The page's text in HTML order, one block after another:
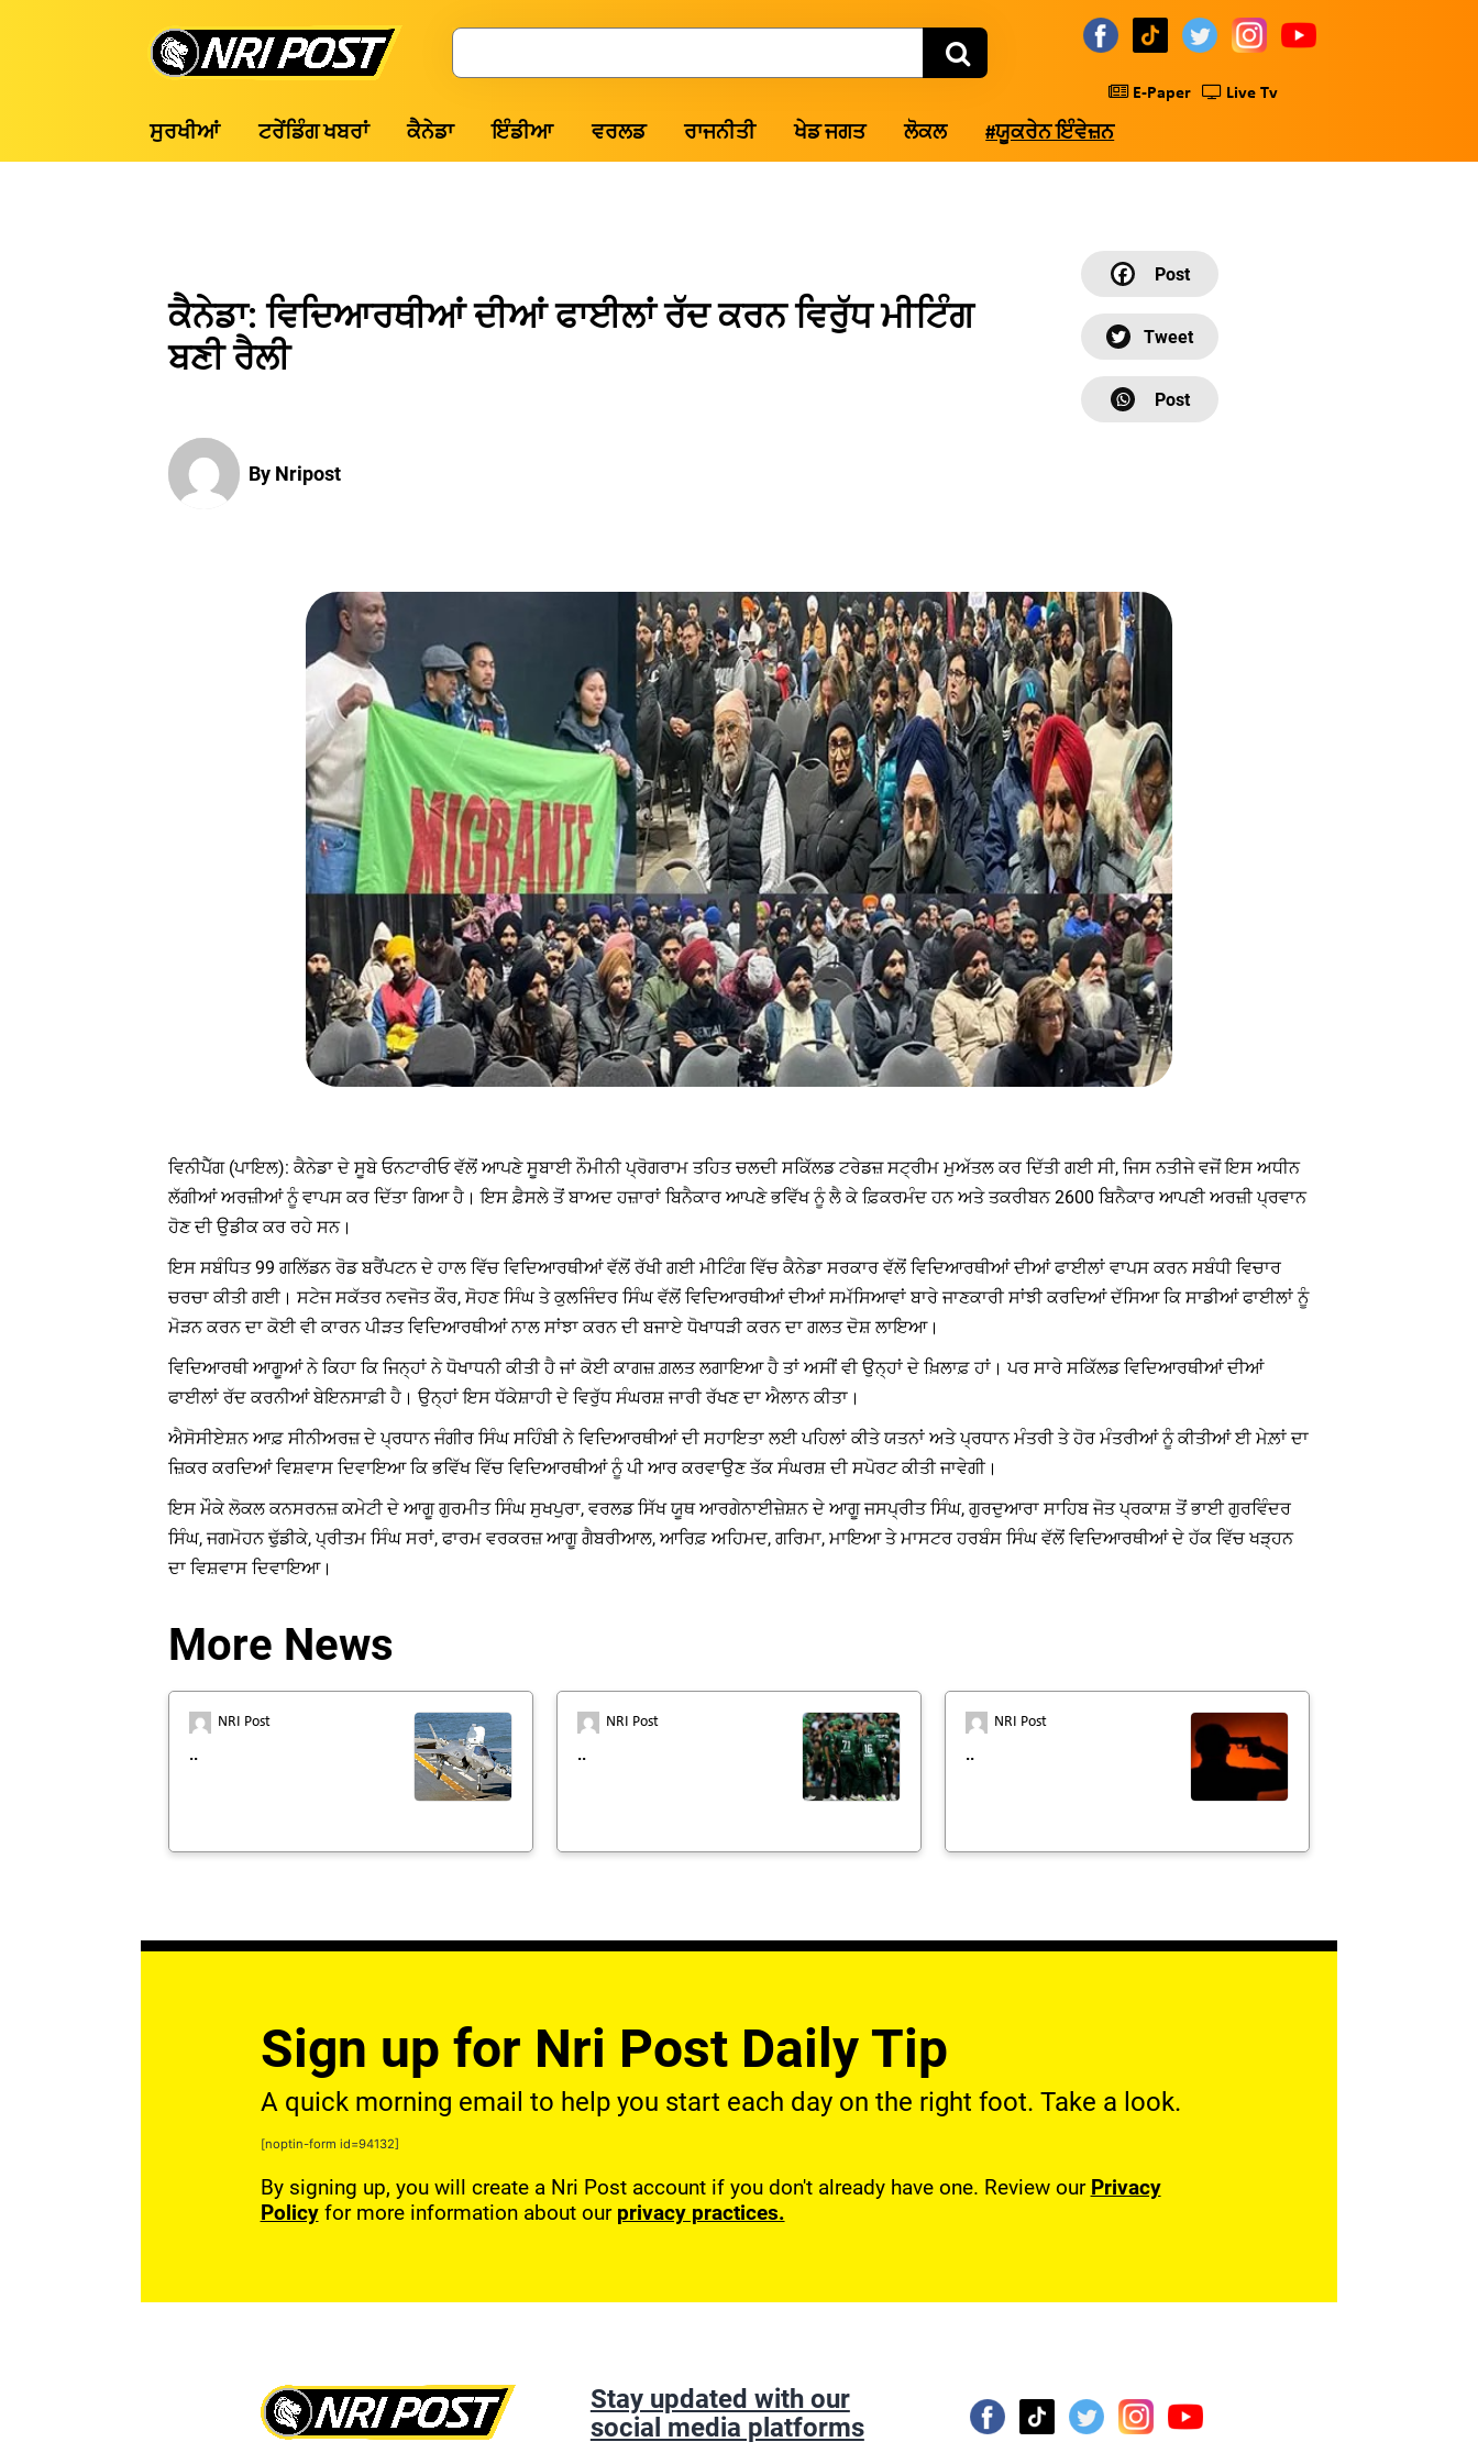
Post
Search
E-Paper Live Tv
ਸੁਰਖੀਆਂ ਟਰੇਂਡਿੰਗ ਖਬਰਾਂ ਕੈਨੇਡਾ ਇੰਡੀਆ ਵਰਲਡ ਰਾਜਨੀਤੀ ਖੇਡ ਜਗਤ ਲੋਕਲ #ਯੂਕਰੇਨ ਇੰਵੇਜ਼ਨ
ਕੈਨੇਡਾ: ਵਿਦਿਆਰਥੀਆਂ ਦੀਆਂ ਫਾਈਲਾਂ ਰੱਦ ਕਰਨ ਵਿਰੁੱਧ ਮੀਟਿੰਗ
ਬਣੀ ਰੈਲੀ
By Nripost
ਵਿਨੀਪੈੱਗ (ਪਾਇਲ): ਕੈਨੇਡਾ ਦੇ ਸੂਬੇ ਓਨਟਾਰੀਓ ਵੱਲੋਂ ਆਪਣੇ ਸੂਬਾਈ ਨੌਮੀਨੀ ਪ੍ਰੋਗਰਾਮ ਤਹਿਤ ਚਲਦੀ ਸਕਿੱਲਡ ਟਰੇਡਜ਼ ਸਟ੍ਰੀਮ ਮੁਅੱਤਲ ਕਰ ਦਿੱਤੀ ਗਈ ਸੀ, ਜਿਸ ਨਤੀਜੇ ਵਜੋਂ ਇਸ ਅਧੀਨ
ਲੱਗੀਆਂ ਅਰਜ਼ੀਆਂ ਨੂੰ ਵਾਪਸ ਕਰ ਦਿੱਤਾ ਗਿਆ ਹੈ। ਇਸ ਫ਼ੈਸਲੇ ਤੋਂ ਬਾਅਦ ਹਜ਼ਾਰਾਂ ਬਿਨੈਕਾਰ ਆਪਣੇ ਭਵਿੱਖ ਨੂੰ ਲੈ ਕੇ ਫ਼ਿਕਰਮੰਦ ਹਨ ਅਤੇ ਤਕਰੀਬਨ 2600 ਬਿਨੈਕਾਰ ਆਪਣੀ ਅਰਜ਼ੀ ਪ੍ਰਵਾਨ
ਹੋਣ ਦੀ ਉਡੀਕ ਕਰ ਰਹੇ ਸਨ।
ਇਸ ਸਬੰਧਿਤ 99 ਗਲਿੱਡਨ ਰੋਡ ਬਰੈਂਪਟਨ ਦੇ ਹਾਲ ਵਿੱਚ ਵਿਦਿਆਰਥੀਆਂ ਵੱਲੋਂ ਰੱਖੀ ਗਈ ਮੀਟਿੰਗ ਵਿੱਚ ਕੈਨੇਡਾ ਸਰਕਾਰ ਵੱਲੋਂ ਵਿਦਿਆਰਥੀਆਂ ਦੀਆਂ ਫਾਈਲਾਂ ਵਾਪਸ ਕਰਨ ਸਬੰਧੀ ਵਿਚਾਰ
ਚਰਚਾ ਕੀਤੀ ਗਈ। ਸਟੇਜ ਸਕੱਤਰ ਨਵਜੋਤ ਕੌਰ, ਸੋਹਣ ਸਿੰਘ ਤੇ ਕੁਲਜਿੰਦਰ ਸਿੰਘ ਵੱਲੋਂ ਵਿਦਿਆਰਥੀਆਂ ਦੀਆਂ ਸਮੱਸਿਆਵਾਂ ਬਾਰੇ ਜਾਣਕਾਰੀ ਸਾਂਝੀ ਕਰਦਿਆਂ ਦੱਸਿਆ ਕਿ ਸਾਡੀਆਂ ਫਾਈਲਾਂ ਨੂੰ
ਮੋੜਨ ਕਰਨ ਦਾ ਕੋਈ ਵੀ ਕਾਰਨ ਪੀੜਤ ਵਿਦਿਆਰਥੀਆਂ ਨਾਲ ਸਾਂਝਾ ਕਰਨ ਦੀ ਬਜਾਏ ਧੋਖਾਧੜੀ ਕਰਨ ਦਾ ਗਲਤ ਦੋਸ਼ ਲਾਇਆ।
ਵਿਦਿਆਰਥੀ ਆਗੂਆਂ ਨੇ ਕਿਹਾ ਕਿ ਜਿਨ੍ਹਾਂ ਨੇ ਧੋਖਾਧਨੀ ਕੀਤੀ ਹੈ ਜਾਂ ਕੋਈ ਕਾਗਜ਼ ਗ਼ਲਤ ਲਗਾਇਆ ਹੈ ਤਾਂ ਅਸੀਂ ਵੀ ਉਨ੍ਹਾਂ ਦੇ ਖ਼ਿਲਾਫ਼ ਹਾਂ। ਪਰ ਸਾਰੇ ਸਕਿੱਲਡ ਵਿਦਿਆਰਥੀਆਂ ਦੀਆਂ
ਫਾਈਲਾਂ ਰੱਦ ਕਰਨੀਆਂ ਬੇਇਨਸਾਫ਼ੀ ਹੈ। ਉਨ੍ਹਾਂ ਇਸ ਧੱਕੇਸ਼ਾਹੀ ਦੇ ਵਿਰੁੱਧ ਸੰਘਰਸ਼ ਜਾਰੀ ਰੱਖਣ ਦਾ ਐਲਾਨ ਕੀਤਾ।
ਐਸੋਸੀਏਸ਼ਨ ਆਫ਼ ਸੀਨੀਅਰਜ਼ ਦੇ ਪ੍ਰਧਾਨ ਜੰਗੀਰ ਸਿੰਘ ਸਹਿੰਬੀ ਨੇ ਵਿਦਿਆਰਥੀਆਂ ਦੀ ਸਹਾਇਤਾ ਲਈ ਪਹਿਲਾਂ ਕੀਤੇ ਯਤਨਾਂ ਅਤੇ ਪ੍ਰਧਾਨ ਮੰਤਰੀ ਤੇ ਹੋਰ ਮੰਤਰੀਆਂ ਨੂੰ ਕੀਤੀਆਂ ਈ ਮੇਲ਼ਾਂ ਦਾ
ਜ਼ਿਕਰ ਕਰਦਿਆਂ ਵਿਸ਼ਵਾਸ ਦਿਵਾਇਆ ਕਿ ਭਵਿੱਖ ਵਿੱਚ ਵਿਦਿਆਰਥੀਆਂ ਨੂੰ ਪੀ ਆਰ ਕਰਵਾਉਣ ਤੱਕ ਸੰਘਰਸ਼ ਦੀ ਸਪੋਰਟ ਕੀਤੀ ਜਾਵੇਗੀ।
ਇਸ ਮੌਕੇ ਲੋਕਲ ਕਨਸਰਨਜ਼ ਕਮੇਟੀ ਦੇ ਆਗੂ ਗੁਰਮੀਤ ਸਿੰਘ ਸੁਖਪੁਰਾ, ਵਰਲਡ ਸਿੱਖ ਯੂਥ ਆਰਗੇਨਾਈਜ਼ੇਸ਼ਨ ਦੇ ਆਗੂ ਜਸਪ੍ਰੀਤ ਸਿੰਘ, ਗੁਰਦੁਆਰਾ ਸਾਹਿਬ ਜੋਤ ਪ੍ਰਕਾਸ਼ ਤੋਂ ਭਾਈ ਗੁਰਵਿੰਦਰ
ਸਿੰਘ, ਜਗਮੋਹਨ ਢੁੱਡੀਕੇ, ਪ੍ਰੀਤਮ ਸਿੰਘ ਸਰਾਂ, ਫਾਰਮ ਵਰਕਰਜ਼ ਆਗੂ ਗੈਬਰੀਆਲ, ਆਰਿਫ਼ ਅਹਿਮਦ, ਗਰਿਮਾ, ਮਾਇਆ ਤੇ ਮਾਸਟਰ ਹਰਬੰਸ ਸਿੰਘ ਵੱਲੋਂ ਵਿਦਿਆਰਥੀਆਂ ਦੇ ਹੱਕ ਵਿੱਚ ਖੜ੍ਹਨ
ਦਾ ਵਿਸ਼ਵਾਸ ਦਿਵਾਇਆ।
More News
NRI Post
..
NRI Post
..
NRI Post
..
Sign up for Nri Post Daily Tip
A quick morning email to help you start each day on the right foot. Take a look.
[noptin-form id=94132]
By signing up, you will create a Nri Post account if you don't already have one. Review our Privacy
Policyfor more information about our privacy practices.
Stay updated with our
social media platforms